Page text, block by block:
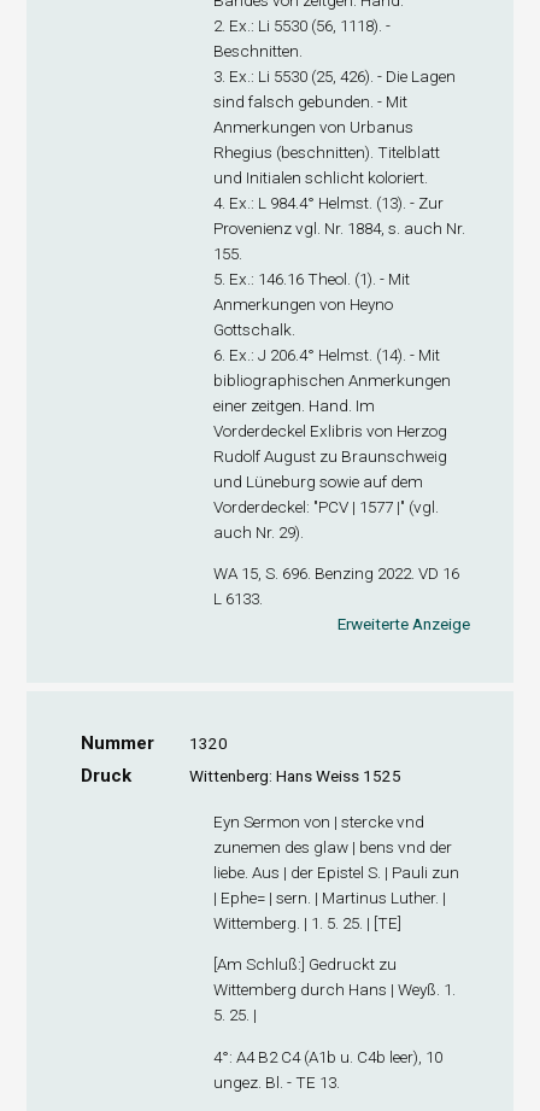
2. Ex .: Li 5530 (56, 1118). -
Beschnitten.
3. Ex .: Li 5530 (25, 426). - Die Lagen
sind falsch gebunden. - Mit
Anmerkungen von Urbanus
Rhegius (beschnitten). Titelblatt
und Initialen schlicht koloriert.
4. Ex .: L 984.4° Helmst. (13). - Zur
Provenienz vgl. Nr. 1884, s. auch Nr.
155.
5. Ex .: 146.16 Theol. (1). - Mit
Anmerkungen von Heyno
Gottschalk.
6. Ex .: J 206.4° Helmst. (14). - Mit
bibliographischen Anmerkungen
einer zeitgen. Hand. Im
Vorderdeckel Exlibris von Herzog
Rudolf August zu Braunschweig
und Lüneburg sowie auf dem
Vorderdeckel: "PCV | 1577 |" (vgl.
auch Nr. 29).
WA 15, S. 696. Benzing 2022. VD 16
L 6133.
Erweiterte Anzeige
Nummer 1320
Druck Wittenberg: Hans Weiss 1525
Eyn Sermon von | stercke vnd
zunemen des glaw | bens vnd der
liebe. Aus | der Epistel S. | Pauli zun
| Ephe= | sern. | Martinus Luther. |
Wittemberg. | 1. 5. 25. | [TE]
[Am Schluß:] Gedruckt zu
Wittemberg durch Hans | Weyß. 1.
5. 25. |
4°: A4B2 C4(A1b u. C4b leer), 10
ungez. Bl. - TE 13.